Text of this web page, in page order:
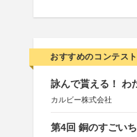
おすすめのコンテスト
詠んで貰える！ わ
カルビー株式会社
第4回 銅のすごい